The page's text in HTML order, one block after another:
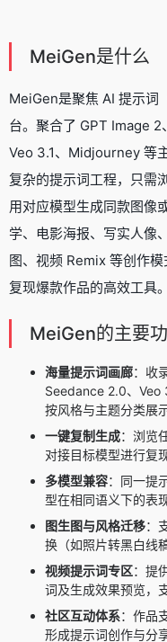
MeiGen是什么
MeiGen是聚焦 AI 提示词
台。聚合了 GPT Image 2、
Veo 3.1、Midjourney 等
复杂的提示词工程，只需
用对应模型生成同款图像
学、电影海报、写实人像
图、视频 Remix 等创作
复现爆款作品的高效工具。
MeiGen的主要
海量提示词画廊：收
Seedance 2.0、Veo
按风格与主题分类展示
一键复制生成：浏览
对接目标模型进行复
多模型兼容：同一提
型在相同语义下的表
图生图与风格迁移：
换（如照片转黑白线
视频提示词专区：提
词及生成效果预览，
社区互动体系：作品
形成提示词创作与分